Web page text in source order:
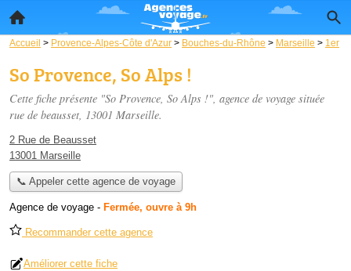
Accueil > Provence-Alpes-Côte d'Azur > Bouches-du-Rhône > Marseille > 1er
So Provence, So Alps !
Cette fiche présente "So Provence, So Alps !", agence de voyage située
rue de beausset, 13001 Marseille.
2 Rue de Beausset
13001 Marseille
📞 Appeler cette agence de voyage
Agence de voyage - Fermée, ouvre à 9h
Recommander cette agence
Améliorer cette fiche